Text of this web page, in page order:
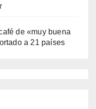
de «muy buena
a 21 países